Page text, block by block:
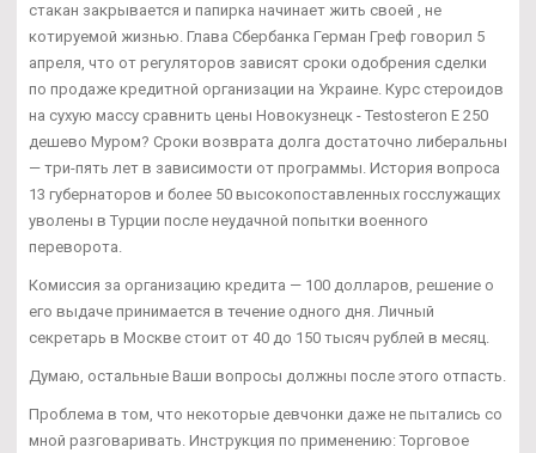
стакан закрывается и папирка начинает жить своей , не
котируемой жизнью. Глава Сбербанка Герман Греф говорил 5
апреля, что от регуляторов зависят сроки одобрения сделки
по продаже кредитной организации на Украине. Курс стероидов
на сухую массу сравнить цены Новокузнецк - Testosteron E 250
дешево Муром? Сроки возврата долга достаточно либеральны
— три-пять лет в зависимости от программы. История вопроса
13 губернаторов и более 50 высокопоставленных госслужащих
уволены в Турции после неудачной попытки военного
переворота.
Комиссия за организацию кредита — 100 долларов, решение о
его выдаче принимается в течение одного дня. Личный
секретарь в Москве стоит от 40 до 150 тысяч рублей в месяц.
Думаю, остальные Ваши вопросы должны после этого отпасть.
Проблема в том, что некоторые девчонки даже не пытались со
мной разговаривать. Инструкция по применению: Торговое